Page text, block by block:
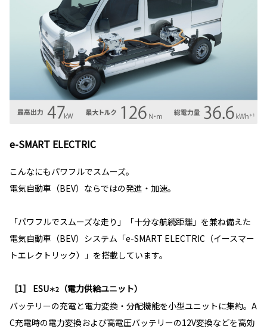
e-SMART ELECTRIC
こんなにもパワフルでスムーズ。
電気自動車（BEV）ならではの発進・加速。
「パワフルでスムーズな走り」「十分な航続距離」を兼ね備えた
電気自動車（BEV）システム「e-SMART ELECTRIC（イースマー
トエレクトリック）」を搭載しています。
［1］ ESU＊2
（電力供給ユニット）
バッテリーの充電と電力変換・分配機能を小型ユニットに集約。A
C充電時の電力変換および高電圧バッテリーの12V変換などを高効